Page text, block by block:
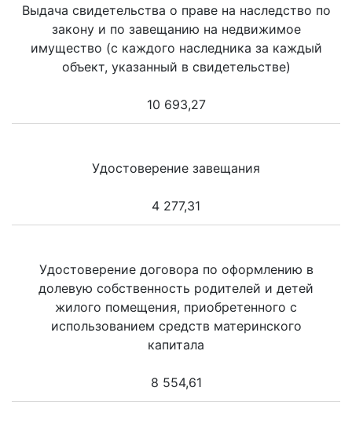
Выдача свидетельства о праве на наследство по
закону и по завещанию на недвижимое
имущество (с каждого наследника за каждый
объект, указанный в свидетельстве)
10 693,27
Удостоверение завещания
4 277,31
Удостоверение договора по оформлению в
долевую собственность родителей и детей
жилого помещения, приобретенного с
использованием средств материнского
капитала
8 554,61